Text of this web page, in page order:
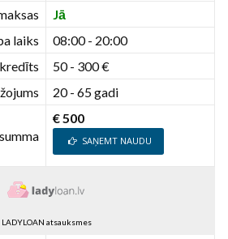
Jā
laiks
08:00 - 20:00
50 - 300 €
20 - 65 gadi
€ 500
SAŅEMT NAUDU
LADYLOAN atsauksmes